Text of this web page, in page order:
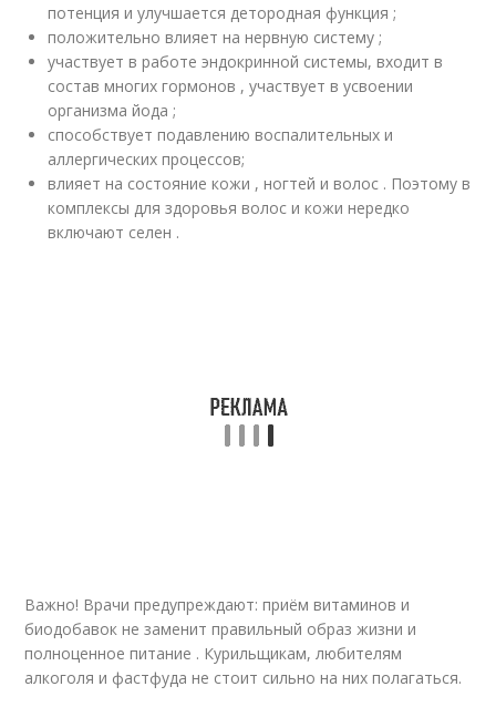
потенция и улучшается детородная функция ;
положительно влияет на нервную систему ;
участвует в работе эндокринной системы, входит в
состав многих гормонов , участвует в усвоении
организма йода ;
способствует подавлению воспалительных и
аллергических процессов;
влияет на состояние кожи , ногтей и волос . Поэтому в
комплексы для здоровья волос и кожи нередко
включают селен .
Важно! Врачи предупреждают: приём витаминов и
биодобавок не заменит правильный образ жизни и
полноценное питание . Курильщикам, любителям
алкоголя и фастфуда не стоит сильно на них полагаться.